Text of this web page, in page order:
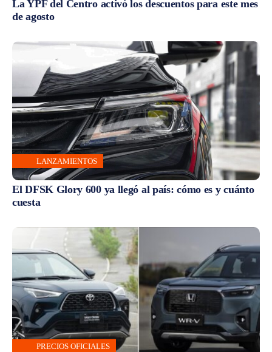
La YPF del Centro activó los descuentos para este mes
de agosto
LANZAMIENTOS
El DFSK Glory 600 ya llegó al país: cómo es y cuánto
cuesta
PRECIOS OFICIALES